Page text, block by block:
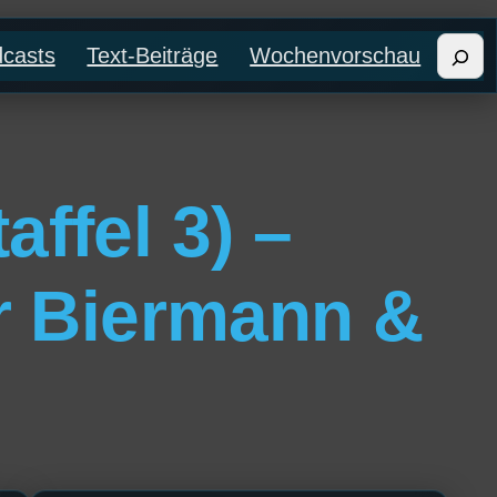
Text-Beiträge Wochenvorschau
3) –
Biermann &